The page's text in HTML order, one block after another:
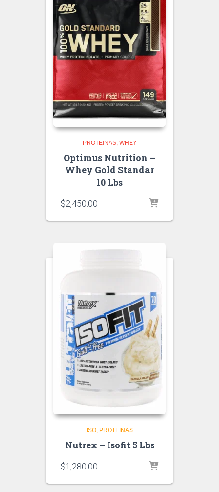
PROTEINAS WHEY
Optimus Nutrition –
Whey Gold Standar
10 Lbs
$2,450.00
ISO PROTEINAS
Nutrex – Isofit 5 Lbs
$1,280.00